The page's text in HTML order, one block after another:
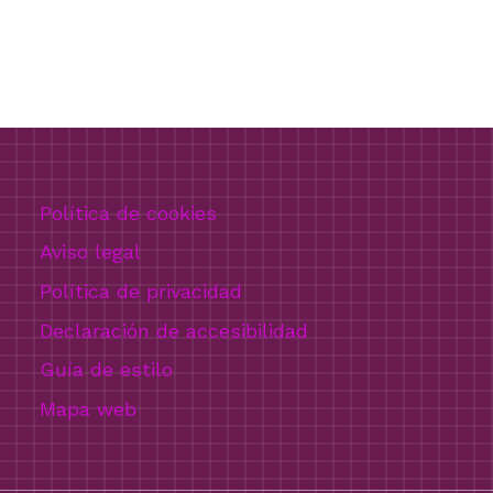
Política de cookies
Aviso legal
Política de privacidad
Declaración de accesibilidad
Guía de estilo
Mapa web